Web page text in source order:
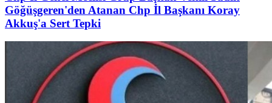
Göğüşgeren'den Atanan Chp İl Başkanı Koray
Akkuş'a Sert Tepki